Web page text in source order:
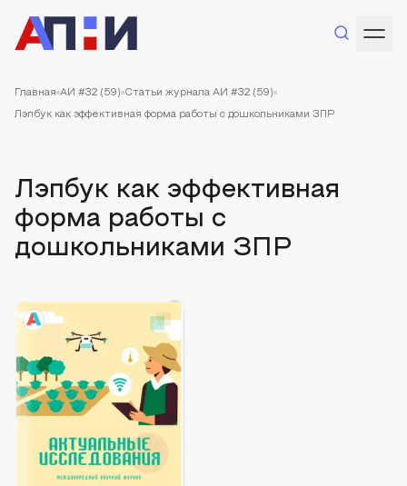
Главная АИ #32 (59) Статьи журнала АИ #32 (59)
Лэпбук как эффективная форма работы с дошкольниками ЗПР
Лэпбук как эффективная
форма работы с
дошкольниками ЗПР